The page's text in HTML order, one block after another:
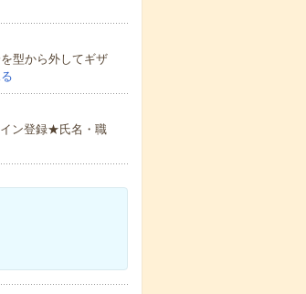
型から外してギザ
ン登録★氏名・職